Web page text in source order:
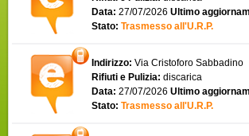
Data: 27/07/2026 Ultimo
Stato: Trasmesso all'U.R.P.
Indirizzo: Via Cristoforo Sabbadino
Rifiuti e Pulizia: discarica
Data: 27/07/2026 Ultimo
Stato: Trasmesso all'U.R.P.